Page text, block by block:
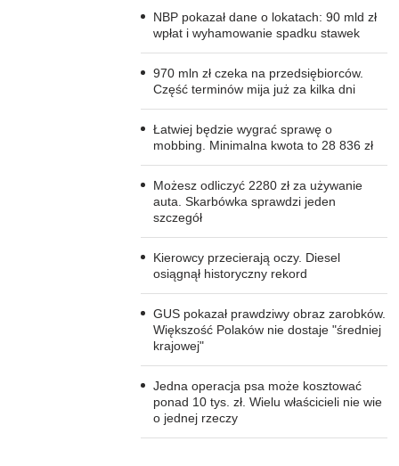
NBP pokazał dane o lokatach: 90 mld zł
wpłat i wyhamowanie spadku stawek
970 mln zł czeka na przedsiębiorców.
Część terminów mija już za kilka dni
Łatwiej będzie wygrać sprawę o
mobbing. Minimalna kwota to 28 836 zł
Możesz odliczyć 2280 zł za używanie
auta. Skarbówka sprawdzi jeden
szczegół
Kierowcy przecierają oczy. Diesel
osiągnął historyczny rekord
GUS pokazał prawdziwy obraz zarobków.
Większość Polaków nie dostaje "średniej
krajowej"
Jedna operacja psa może kosztować
ponad 10 tys. zł. Wielu właścicieli nie wie
o jednej rzeczy